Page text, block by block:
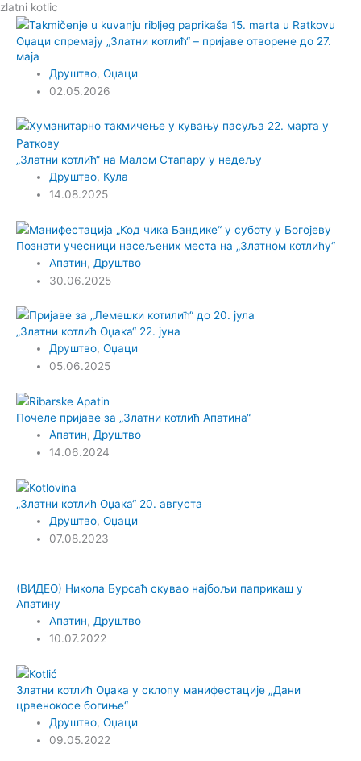
zlatni kotlic
Оџаци спремају „Златни котлић“ – пријаве отворене до 27.
маја
Друштво,Оџаци
02.05.2026
„Златни котлић“ на Малом Стапару у недељу
Друштво, Кула
14.08.2025
Познати учесници насељених места на „Златном котлићу“
Апатин, Друштво
30.06.2025
„Златни котлић Оџака“ 22. јуна
Друштво,Оџаци
05.06.2025
Почеле пријаве за „Златни котлић Апатина“
Апатин, Друштво
14.06.2024
„Златни котлић Оџака“ 20. августа
Друштво,Оџаци
07.08.2023
(ВИДЕО) Никола Бурсаћ скувао најбољи паприкаш у
Апатину
Апатин,Друштво
10.07.2022
Златни котлић Оџака у склопу манифестације „Дани
црвенокосе богиње“
Друштво,Оџаци
09.05.2022